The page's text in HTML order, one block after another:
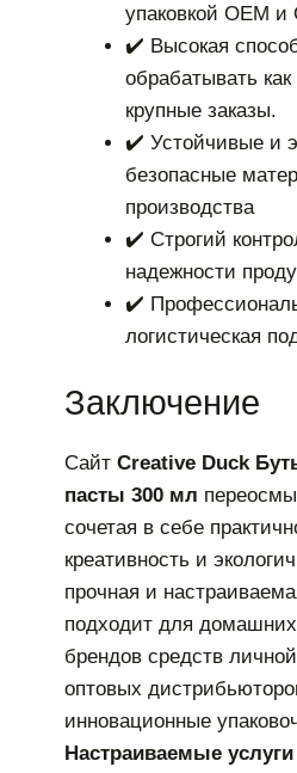
упаковкой OEM и
✔️ Высокая
обрабатывать
крупные заказы.
✔️ Устойчивые и
безопасные
производства
✔️ Строгий
надежности
✔️
логистическая
Заключение
Сайт Creative Duck
пасты 300 мл
сочетая в себе
креативность и
прочная и
подходит для домашних
брендов средств
оптовых
инновационные
Настраиваемые услуги